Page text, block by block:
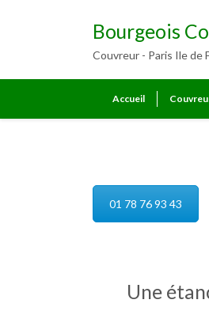
Bourgeois
Couvreur - Paris Ile de
Accueil
01 78 76 93 43
Une